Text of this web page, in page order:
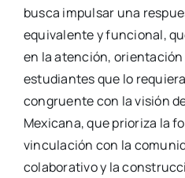
busca impulsar una
equivalente y funcional,
en la atención,
estudiantes que lo
congruente con la visión
Mexicana, que prioriza la
vinculación con la
colaborativo y la